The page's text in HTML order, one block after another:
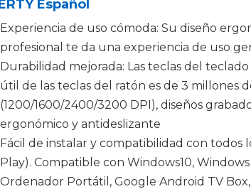
Español
Experiencia de uso cómoda: Su diseño
profesional te da una experiencia de uso
Durabilidad mejorada: Las teclas del
útil de las teclas del ratón es de 3 millones
(1200/1600/2400/3200 DPI), diseños
ergonómico y antideslizante
Fácil de instalar y compatibilidad con todos
Play). Compatible con Windows10,
Ordenador Portátil, Google Android TV Box,